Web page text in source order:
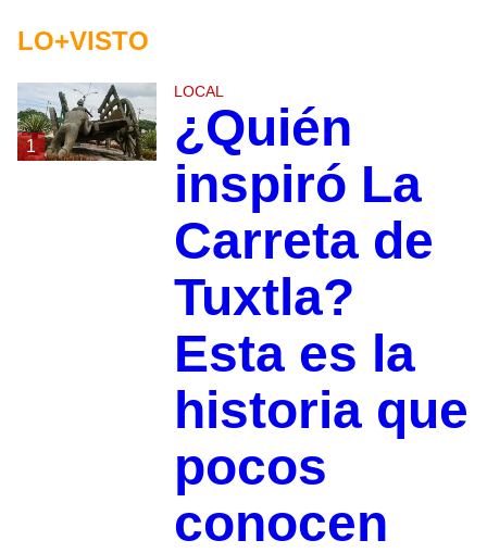
LO+VISTO
1
LOCAL
¿Quién
inspiró La
Carreta de
Tuxtla?
Esta es la
historia que
pocos
conocen